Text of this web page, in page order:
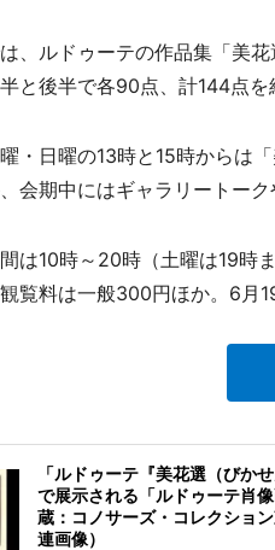
、ルドゥーテの作品集「美
と後半で各90点、計144点
・日曜の13時と15時からは
会期中にはギャラリートー
は10時～20時（土曜は19時
覧料は一般300円ほか。6月
「ルドゥーテ『美花選（びかせ
で展示される「ルドゥーテ肖
蔵：コノサーズ・コレクショ
連画像）